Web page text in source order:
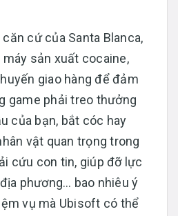
cứ của Santa Blanca,
sản xuất cocaine,
giao hàng để đảm
game phải treo thưởng
của bạn, bắt cóc hay
vật quan trọng trong
cứu con tin, giúp đỡ lực
phương… bao nhiêu ý
vụ mà Ubisoft có thể